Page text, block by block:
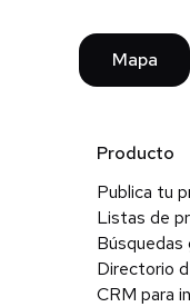
Mapa
Producto
Publica tu
Listas de
Búsquedas
Directorio
CRM para